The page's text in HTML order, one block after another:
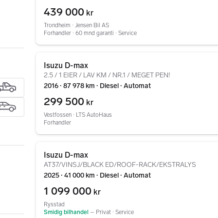
439 000 kr
Trondheim ∙ Jensen Bil AS
Forhandler ∙ 60 mnd garanti ∙ Service
Isuzu D-max
2.5 / 1 EIER / LAV KM / NR.1 / MEGET PEN!
2016 ∙ 87 978 km ∙ Diesel ∙ Automat
299 500 kr
Vestfossen ∙ LTS AutoHaus
Forhandler
Isuzu D-max
AT37/VINSJ/BLACK ED/ROOF-RACK/EKSTRALYS
2025 ∙ 41 000 km ∙ Diesel ∙ Automat
1 099 000 kr
Rysstad
Smidig bilhandel – Privat ∙ Service